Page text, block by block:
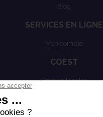
Blog
SERVICES EN LIGNE
Mon compte
COEST
Mention légales